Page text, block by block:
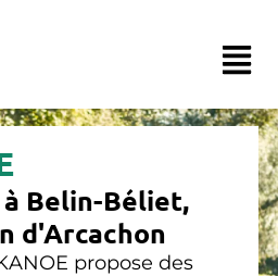
Belin-Béliet,
d'Arcachon
propose des